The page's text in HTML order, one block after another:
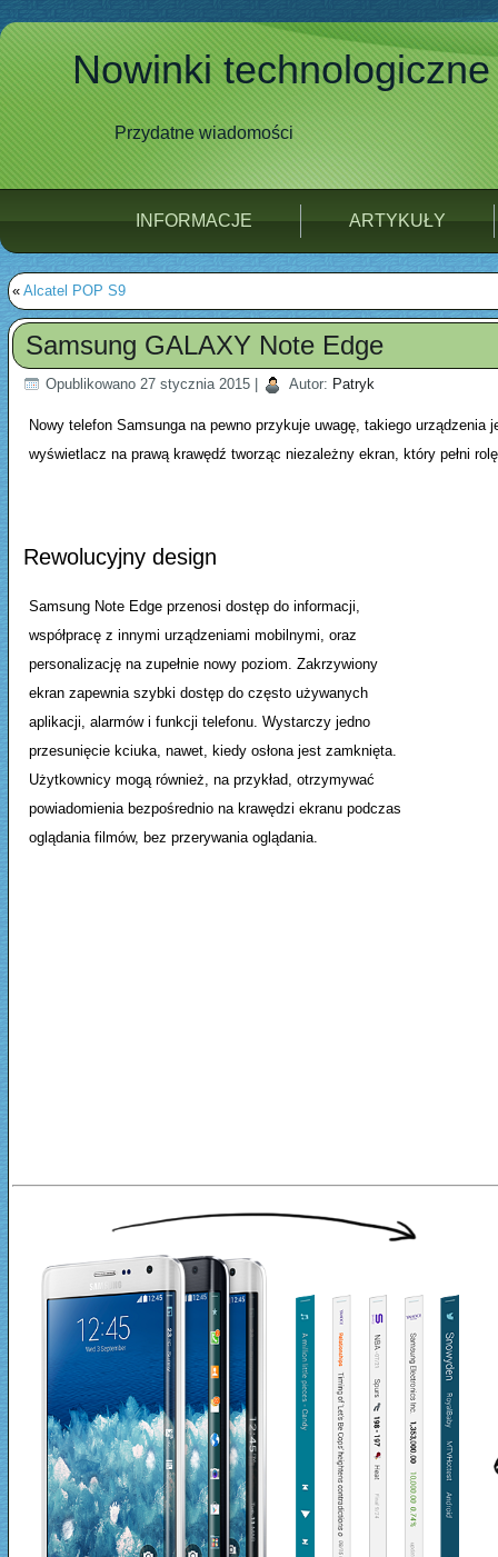
Nowinki technologiczne
Przydatne wiadomości
INFORMACJE ARTYKUŁY
« Alcatel POP S9
Samsung GALAXY Note Edge
Opublikowano 27 stycznia 2015 Autor: Patryk
Nowy telefon Samsunga na pewno przykuje uwagę, takiego urządzenia
wyświetlacz na prawą krawędź tworząc niezależny ekran, który pełni
Rewolucyjny design
Samsung Note Edge przenosi dostęp do informacji,
współpracę z innymi urządzeniami mobilnymi, oraz
personalizację na zupełnie nowy poziom. Zakrzywiony
ekran zapewnia szybki dostęp do często używanych
aplikacji, alarmów i funkcji telefonu. Wystarczy jedno
przesunięcie kciuka, nawet, kiedy osłona jest zamknięta.
Użytkownicy mogą również, na przykład, otrzymywać
powiadomienia bezpośrednio na krawędzi ekranu podczas
oglądania filmów, bez przerywania oglądania.